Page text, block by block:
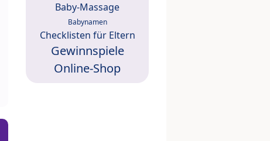
Baby-Massage
Babynamen
Checklisten für Eltern
Gewinnspiele
Online-Shop